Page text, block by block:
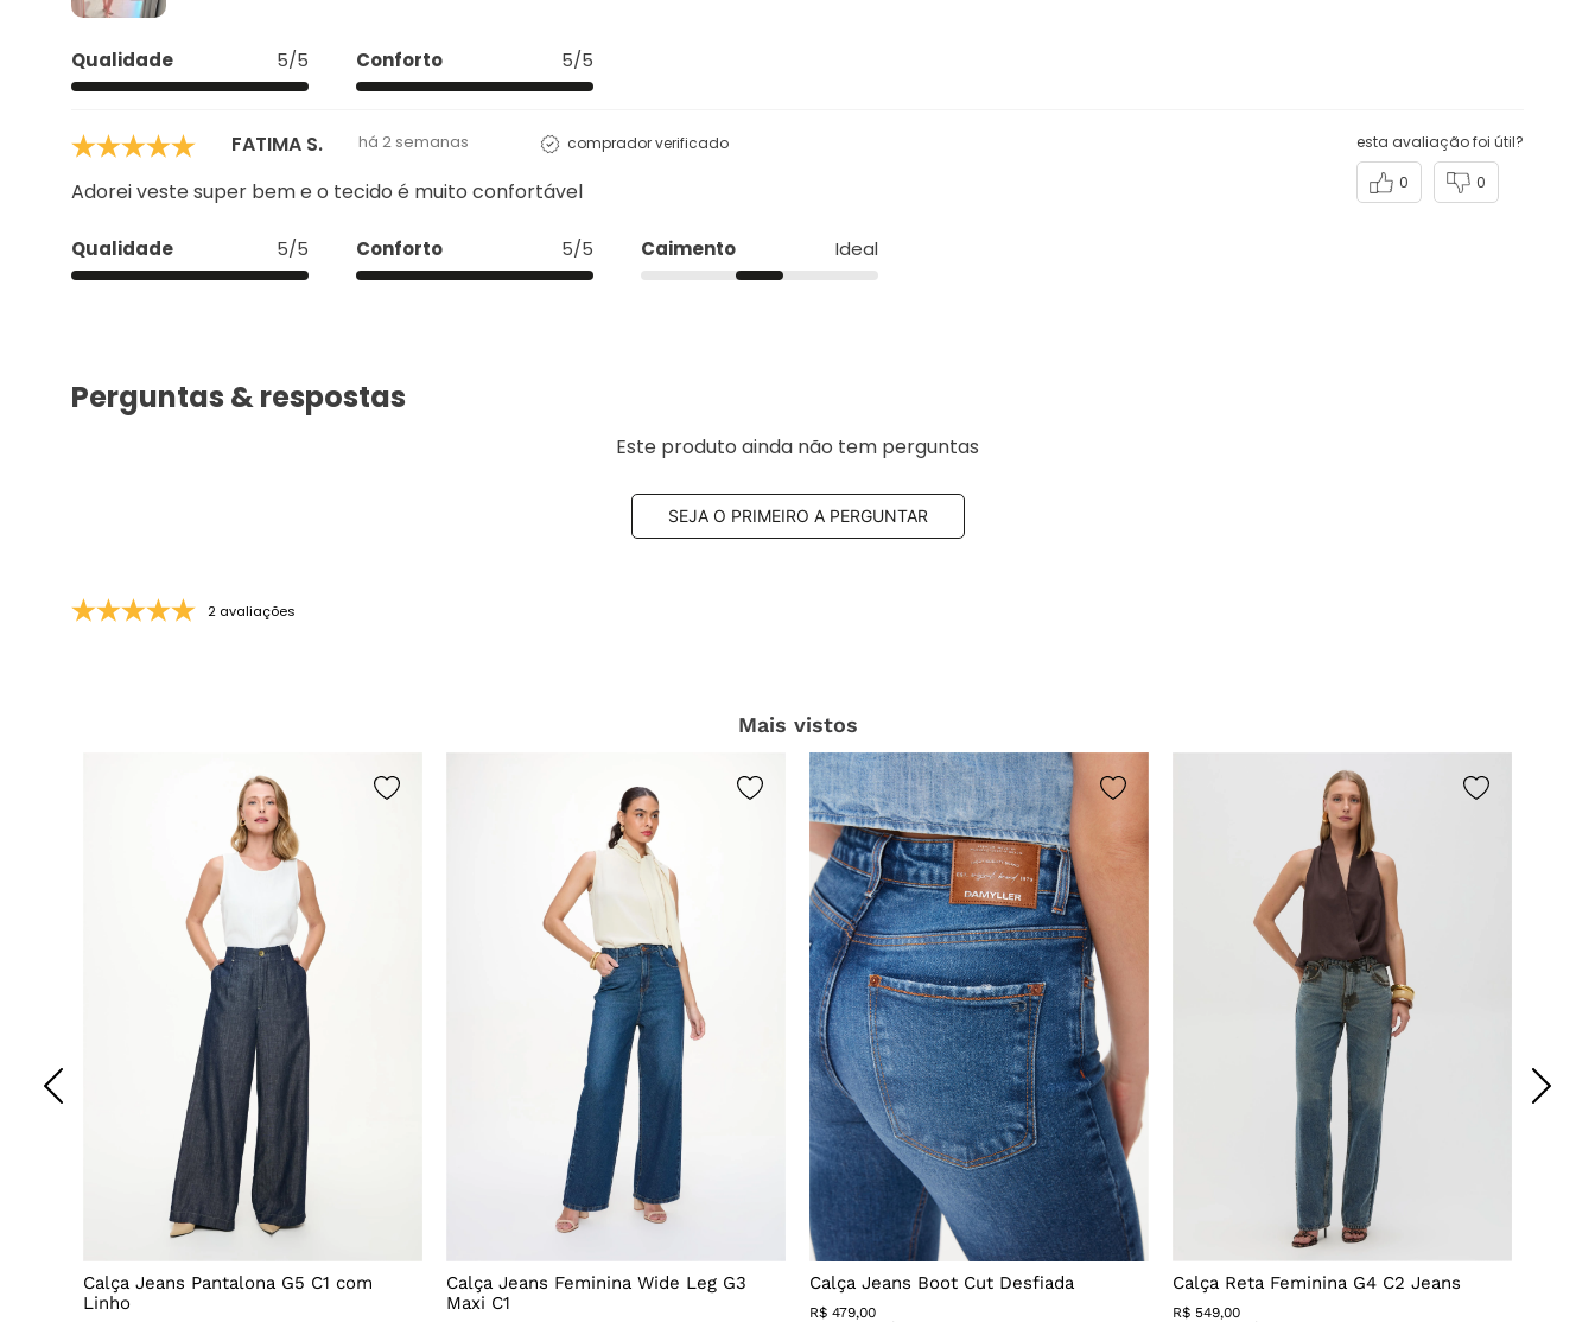
Qualidade 5/5 Conforto 5/5
FATIMA S. há 2 semanas comprador verificado
Adorei veste super bem e o tecido é muito confortável
Qualidade 5/5 Conforto 5/5 Caimento Ideal
esta avaliação foi útil?
0
0
Perguntas & respostas
Este produto ainda não tem perguntas
SEJA O PRIMEIRO A PERGUNTAR
2 avaliações
Mais vistos
Calça Jeans Pantalona G5 C1 com
Linho
Calça Jeans Feminina Wide Leg G3
Maxi C1
Calça Jeans Boot Cut Desfiada
R$ 479,00
Calça Reta Feminina G4 C2 Jeans
R$ 549,00